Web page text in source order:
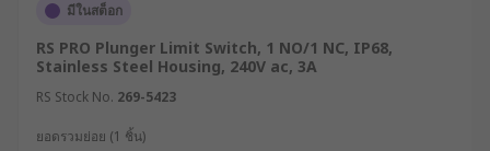
มีในสต็อก
RS PRO Plunger Limit Switch, 1 NO/1 NC, IP68,
Stainless Steel Housing, 240V ac, 3A
RS Stock No. 269-5423
ยอดรวมย่อย (1 ชิ้น)